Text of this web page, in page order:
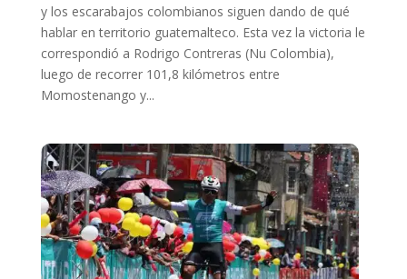
y los escarabajos colombianos siguen dando de qué
hablar en territorio guatemalteco. Esta vez la victoria le
correspondió a Rodrigo Contreras (Nu Colombia),
luego de recorrer 101,8 kilómetros entre
Momostenango y...